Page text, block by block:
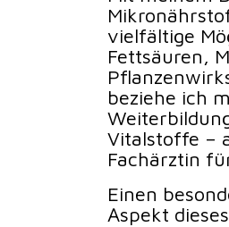
vielfältige
Fettsäuren,
beziehe ich
Vitalstoffe –
Fachärztin
Einen
Aspekt